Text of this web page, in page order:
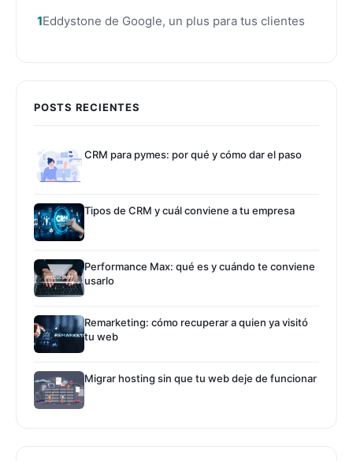
Eddystone de Google, un plus para tus clientes
POSTS RECIENTES
CRM para pymes: por qué y cómo dar el paso
Tipos de CRM y cuál conviene a tu empresa
Performance Max: qué es y cuándo te conviene
usarlo
Remarketing: cómo recuperar a quien ya visitó
tu web
Migrar hosting sin que tu web deje de funcionar